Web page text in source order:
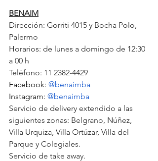
BENAIM
Dirección: Gorriti 4015 y Bocha Polo,
Palermo
Horarios: de lunes a domingo de 12:30
a 00 h
Teléfono: 11 2382-4429
Facebook: @benaimba
Instagram: @benaimba
Servicio de delivery extendido a las
siguientes zonas: Belgrano, Núñez,
Villa Urquiza, Villa Ortúzar, Villa del
Parque y Colegiales.
Servicio de take away.